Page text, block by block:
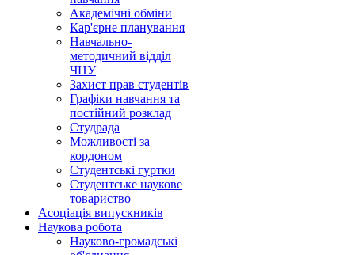
Академічні обміни
Кар'єрне планування
Навчально-
методичний відділ
ЧНУ
Захист прав студентів
Графіки навчання та
постійний розклад
Студрада
Можливості за
кордоном
Студентські гуртки
Студентське наукове
товариство
Асоціація випускників
Наукова робота
Науково-громадські